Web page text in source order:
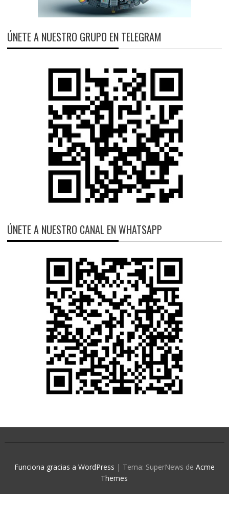
ÚNETE A NUESTRO GRUPO EN TELEGRAM
ÚNETE A NUESTRO CANAL EN WHATSAPP
Funciona gracias a WordPress | Tema: SuperNews de Acme
Themes